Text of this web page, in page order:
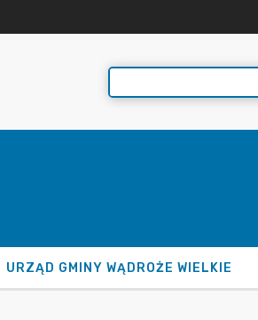
URZĄD GMINY WĄDROŻE WIELKIE